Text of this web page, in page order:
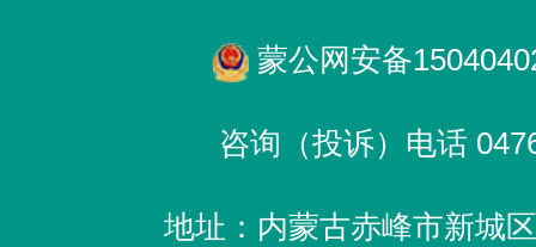
蒙公网安备
咨询（投诉）电话
地址：内蒙古赤峰市新城